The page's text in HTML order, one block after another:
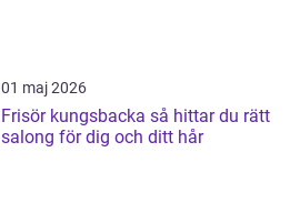
01 maj 2026
Frisör kungsbacka så hittar du rätt
salong för dig och ditt hår